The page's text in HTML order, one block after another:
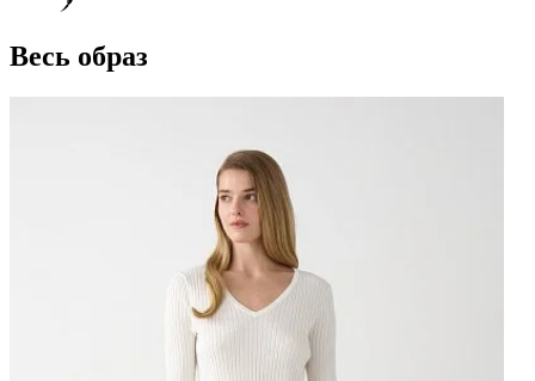
Весь образ